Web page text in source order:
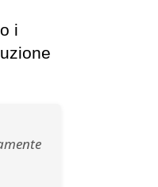
i